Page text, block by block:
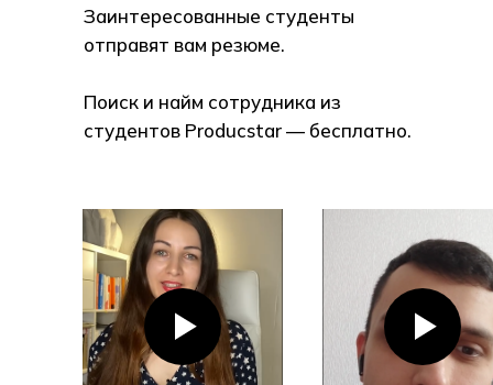
Заинтересованные студенты
отправят вам резюме.
Поиск и найм сотрудника из
студентов Producstar — бесплатно.